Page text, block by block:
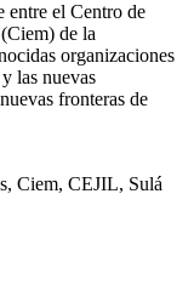
entre el Centro de
de la
organizaciones
las nuevas
fronteras de
Ciem, CEJIL, Sulá